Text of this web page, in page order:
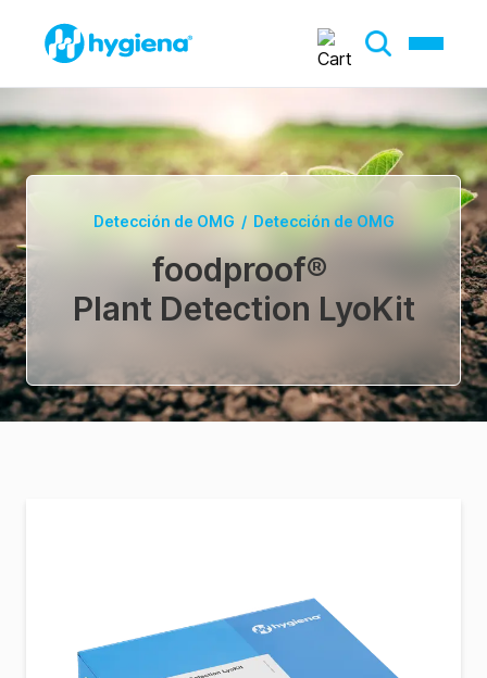
Detección de OMG / Detección de OMG
foodproof®
Plant Detection LyoKit